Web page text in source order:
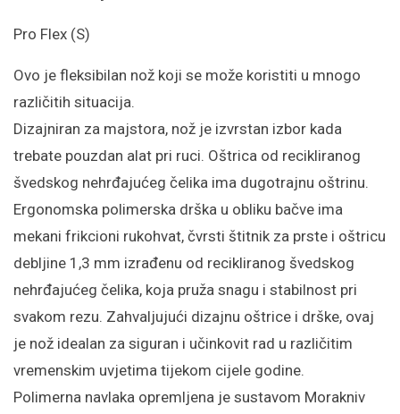
Pro Flex (S)
Ovo je fleksibilan nož koji se može koristiti u mnogo
različitih situacija.
Dizajniran za majstora, nož je izvrstan izbor kada
trebate pouzdan alat pri ruci. Oštrica od recikliranog
švedskog nehrđajućeg čelika ima dugotrajnu oštrinu.
Ergonomska polimerska drška u obliku bačve ima
mekani frikcioni rukohvat, čvrsti štitnik za prste i oštricu
debljine 1,3 mm izrađenu od recikliranog švedskog
nehrđajućeg čelika, koja pruža snagu i stabilnost pri
svakom rezu. Zahvaljujući dizajnu oštrice i drške, ovaj
je nož idealan za siguran i učinkovit rad u različitim
vremenskim uvjetima tijekom cijele godine.
Polimerna navlaka opremljena je sustavom Morakniv